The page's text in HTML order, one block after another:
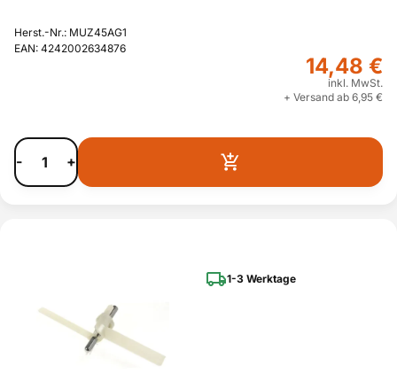
Herst.-Nr.: MUZ45AG1
EAN: 4242002634876
14,48 €
inkl. MwSt.
+ Versand ab 6,95 €
- +
1-3 Werktage